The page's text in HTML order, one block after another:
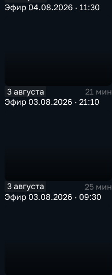
Эфир 04.08.2026 · 11:30
3 августа
21 мин
Эфир 03.08.2026 · 21:10
3 августа
25 мин
Эфир 03.08.2026 · 09:30